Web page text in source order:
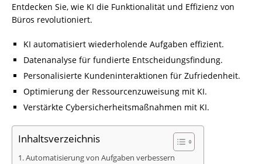
Entdecken Sie, wie KI die Funktionalität und Effizienz von
Büros revolutioniert.
KI automatisiert wiederholende Aufgaben effizient.
Datenanalyse für fundierte Entscheidungsfindung.
Personalisierte Kundeninteraktionen für Zufriedenheit.
Optimierung der Ressourcenzuweisung mit KI.
Verstärkte Cybersicherheitsmaßnahmen mit KI.
Inhaltsverzeichnis
Automatisierung von Aufgaben verbessern